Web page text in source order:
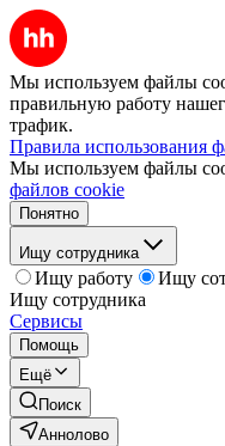
Мы используем файлы
правильную работу
трафик.
Правила использования
Мы используем файлы
файлов cookie
Понятно
Ищу сотрудника
Ищу работу
Ищу
Ищу сотрудника
Сервисы
Помощь
Ещё
Поиск
Аннолово